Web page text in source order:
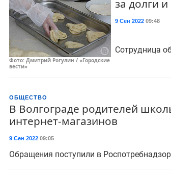
Фото: Дмитрий Рогулин / «Городские
вести»
за долги
9 Сен 2022 09:48
Сотрудница
ОБЩЕСТВО
В Волгограде родителей
интернет-магазинов
9 Сен 2022 09:05
Обращения поступили в